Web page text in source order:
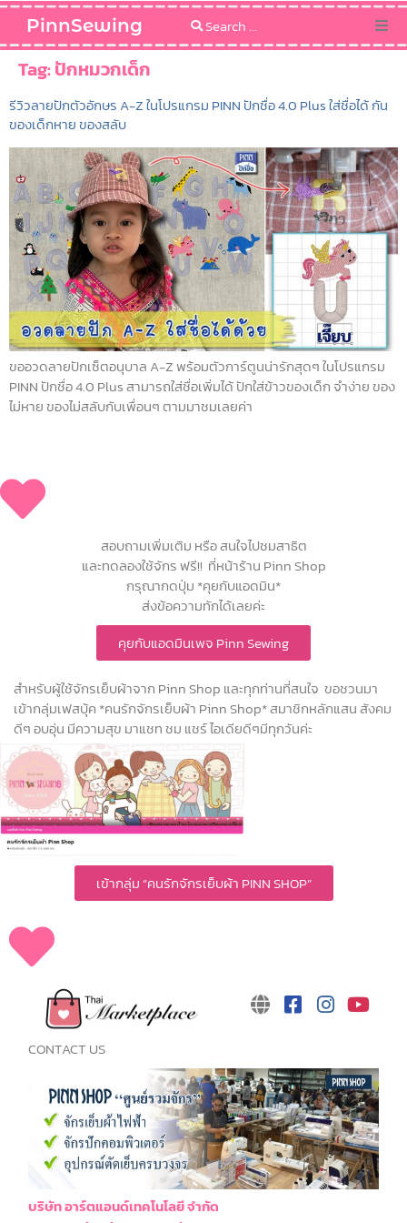
PinnSewing
Blog
Sewing Pattern
Tag:ปักหมวกเด็ก
รีวิวลายปักตัวอักษร A-Z ในโปรแกรม PINN ปักชื่อ 4.0 Plus ใส่ชื่อได้ กัน
ของเด็กหาย ของสลับ
ขออวดลายปักเซ็ตอนุบาล A-Z พร้อมตัวการ์ตูนน่ารักสุดๆ ในโปรแกรม
PINN ปักชื่อ 4.0 Plus สามารถใส่ชื่อเพิ่มได้ ปักใส่ข้าวของเด็ก จำง่าย ของ
ไม่หาย ของไม่สลับกับเพื่อนๆ ตามมาชมเลยค่า
สอบถามเพิ่มเติม หรือ สนใจไปชมสาธิต
และทดลองใช้จักร ฟรี!! ที่หน้าร้าน Pinn Shop
กรุณากดปุ่ม *คุยกับแอดมิน*
ส่งข้อความทักได้เลยค่ะ
คุยกับแอดมินเพจ Pinn Sewing
สำหรับผู้ใช้จักรเย็บผ้าจาก Pinn Shop และทุกท่านที่สนใจ ขอชวนมา
เข้ากลุ่มเฟสบุ้ค *คนรักจักรเย็บผ้า Pinn Shop* สมาชิกหลักแสน สังคม
ดีๆ อบอุ่น มีความสุข มาแชท ชม แชร์ ไอเดียดีๆมีทุกวันค่ะ
เข้ากลุ่ม “คนรักจักรเย็บผ้า PINN SHOP”
CONTACT US
บริษัท อาร์ตแอนด์เทคโนโลยี จำกัด